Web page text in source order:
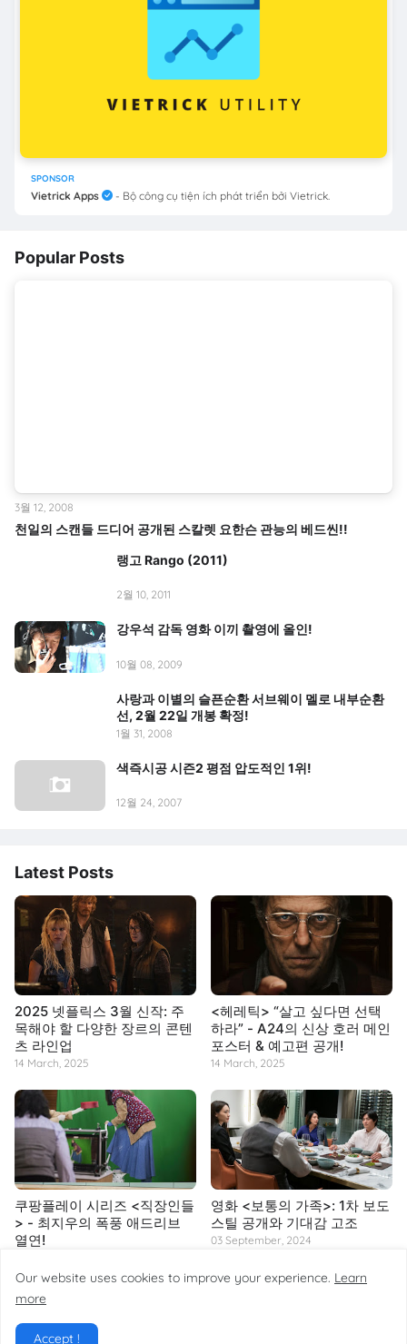
SPONSOR
Vietrick Apps - Bộ công cụ tiện ích phát triển bởi Vietrick.
Popular Posts
천일의 스캔들 드디어 공개된 스칼렛 요한슨 관능의 베드씬!!
3월 12, 2008
랭고 Rango (2011)
2월 10, 2011
강우석 감독 영화 이끼 촬영에 올인!
10월 08, 2009
사랑과 이별의 슬픈순환 서브웨이 멜로 내부순환
선, 2월 22일 개봉 확정!
1월 31, 2008
색즉시공 시즌2 평점 압도적인 1위!
12월 24, 2007
Latest Posts
2025 넷플릭스 3월 신작: 주
목해야 할 다양한 장르의 콘텐
츠 라인업
14 March, 2025
<헤레틱> “살고 싶다면 선택
하라” - A24의 신상 호러 메인
포스터 & 예고편 공개!
14 March, 2025
쿠팡플레이 시리즈 <직장인들
> - 최지우의 폭풍 애드리브
열연!
영화 <보통의 가족>: 1차 보도
스틸 공개와 기대감 고조
03 September, 2024
Our website uses cookies to improve your experience. Learn
more
Accept !